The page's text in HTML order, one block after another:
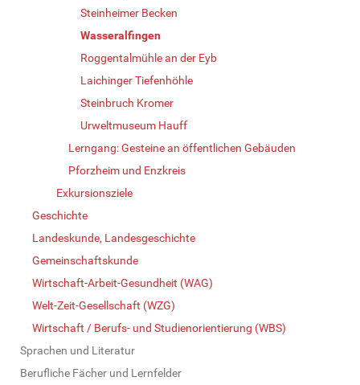
Steinheimer Becken
Wasseralfingen
Roggentalmühle an der Eyb
Laichinger Tiefenhöhle
Steinbruch Kromer
Urweltmuseum Hauff
Lerngang: Gesteine an öffentlichen Gebäuden
Pforzheim und Enzkreis
Exkursionsziele
Geschichte
Landeskunde, Landesgeschichte
Gemeinschaftskunde
Wirtschaft-Arbeit-Gesundheit (WAG)
Welt-Zeit-Gesellschaft (WZG)
Wirtschaft / Berufs- und Studienorientierung (WBS)
Sprachen und Literatur
Berufliche Fächer und Lernfelder